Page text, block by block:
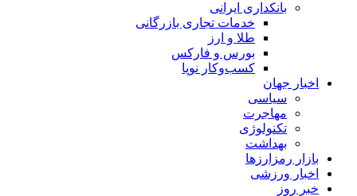
بانکداری ایرانی
خدمات تجاری بازرگانی
طلا و ارز
بورس و فارکس
کسب‌وکار نوپا
اخبار جهان
سیاسی
مهاجرت
تکنولوژی
بهداشت
بازار رمزارزها
اخبار ورزشی
خبر روز